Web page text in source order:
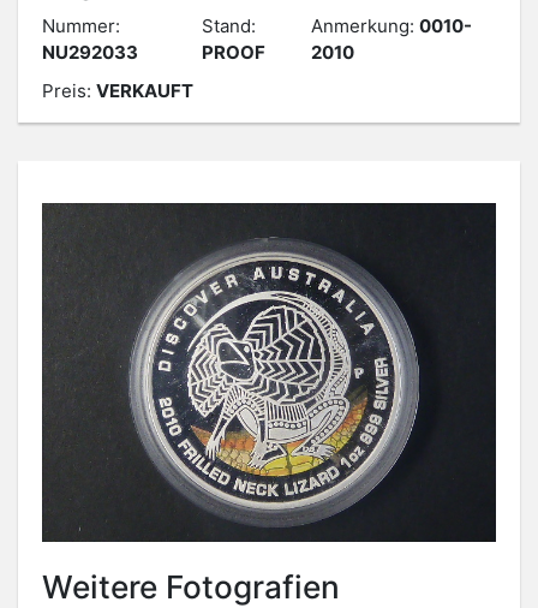
Nummer:
NU292033
Stand:
PROOF
Anmerkung: 0010-
2010
Preis: VERKAUFT
Weitere Fotografien